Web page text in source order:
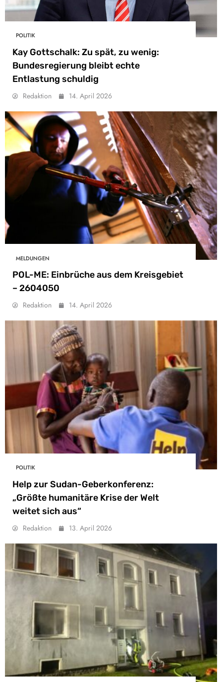
POLITIK
Kay Gottschalk: Zu spät, zu wenig:
Bundesregierung bleibt echte
Entlastung schuldig
Redaktion 14. April 2026
MELDUNGEN
POL-ME: Einbrüche aus dem Kreisgebiet
– 2604050
Redaktion 14. April 2026
POLITIK
Help zur Sudan-Geberkonferenz:
„Größte humanitäre Krise der Welt
weitet sich aus“
Redaktion 13. April 2026